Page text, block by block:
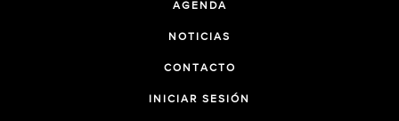
AGENDA
NOTICIAS
CONTACTO
INICIAR SESIÓN